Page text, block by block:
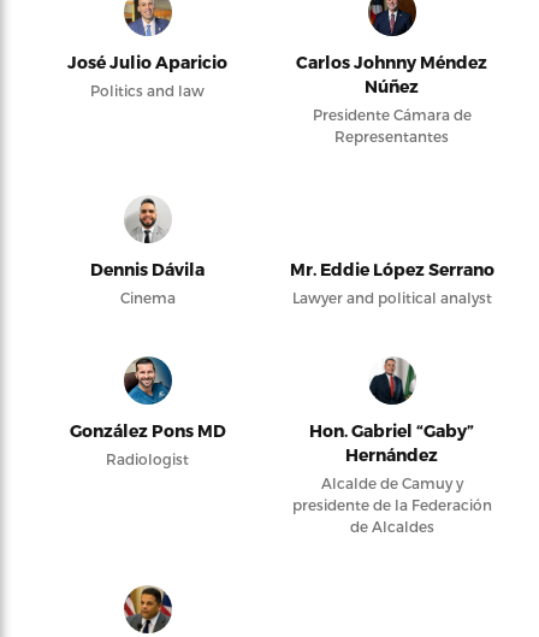
José Julio Aparicio
Politics and law
Carlos Johnny Méndez
Núñez
Presidente Cámara de
Representantes
Dennis Dávila
Cinema
Mr. Eddie López Serrano
Lawyer and political analyst
González Pons MD
Radiologist
Hon. Gabriel “Gaby”
Hernández
Alcalde de Camuy y
presidente de la Federación
de Alcaldes